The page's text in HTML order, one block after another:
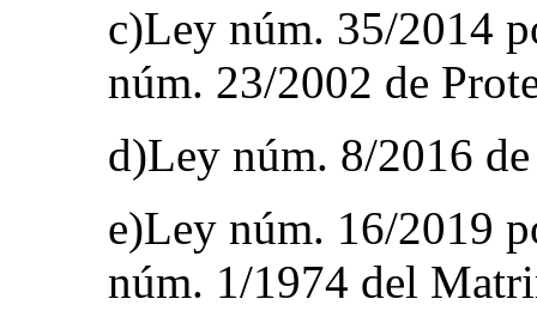
c)Ley núm. 35/2014
núm. 23/2002 de
d)Ley núm. 8/2016
e)Ley núm. 16/2019
núm. 1/1974 del